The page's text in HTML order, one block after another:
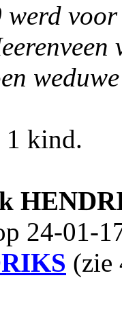
kind.
24-01-
(zie